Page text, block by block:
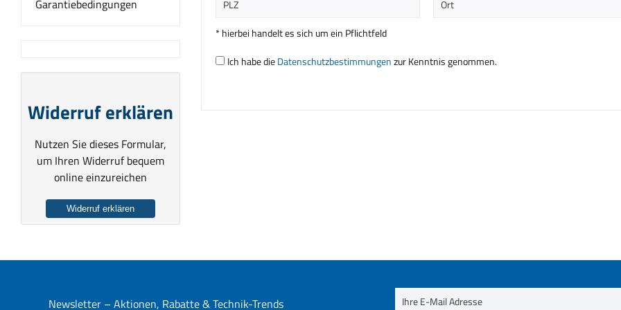
Garantiebedingungen
Widerruf erklären
Nutzen Sie dieses Formular,
um Ihren Widerruf bequem
online einzureichen
Widerruf erklären
* hierbei handelt es sich um ein Pflichtfeld
Ich habe dieDatenschutzbestimmungenzur Kenntnis genommen.
Newsletter – Aktionen, Rabatte & Technik-Trends